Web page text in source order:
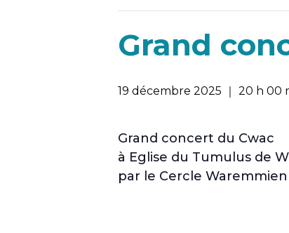
Grand
19 décembre 2025 ｜ 20 h 00
Grand concert du Cwac
à Eglise du Tumulus de
par le Cercle Waremmien